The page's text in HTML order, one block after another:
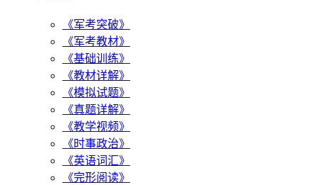
《军考突破》
《军考教材》
《基础训练》
《教材详解》
《模拟试题》
《真题详解》
《教学视频》
《时事政治》
《英语词汇》
《完形阅读》